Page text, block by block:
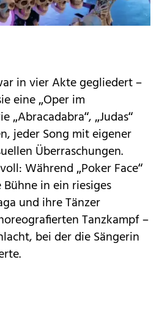
in vier Akte gegliedert –
eine „Oper im
„Abracadabra“, „Judas“
jeder Song mit eigener
Überraschungen.
Während „Poker Face“
in ein riesiges
und ihre Tänzer
Tanzkampf –
bei der die Sängerin